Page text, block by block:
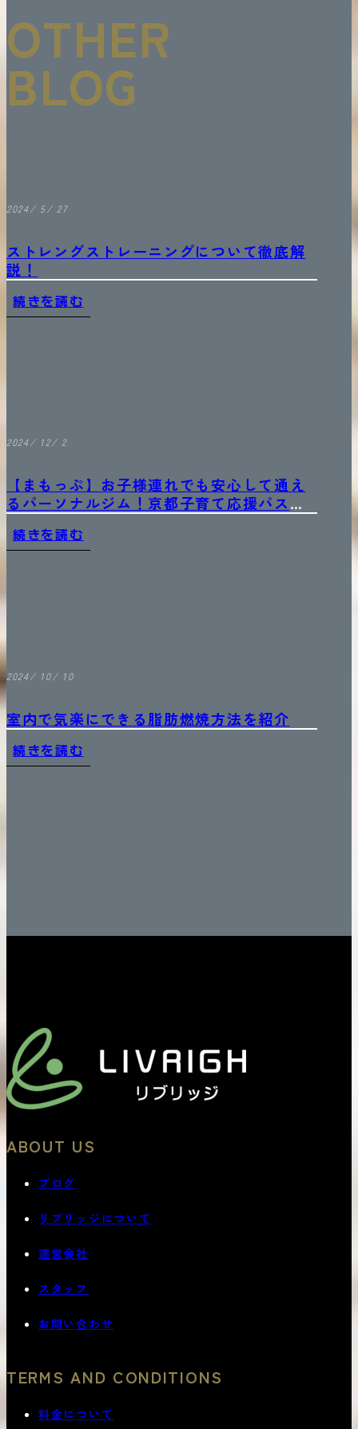
OTHER
BLOG
2024/ 5/ 27
ストレングストレーニングについて徹底解
説！
続きを読む
2024/ 12/ 2
【まもっぷ】お子様連れでも安心して通え
るパーソナルジム！京都子育て応援パスポ
続きを読む
2024/ 10/ 10
室内で気楽にできる脂肪燃焼方法を紹介
続きを読む
ABOUT US
ブログ
リブリッジについて
運営会社
スタッフ
お問い合わせ
TERMS AND CONDITIONS
料金について